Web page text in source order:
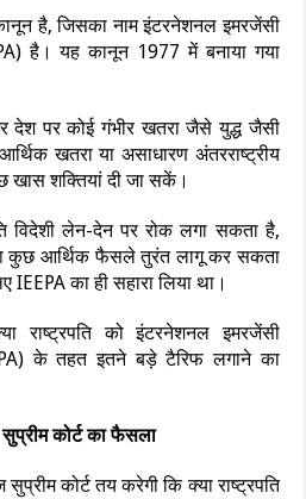
है, जिसका नाम इंटरनेशनल इमरजेंसी
है। यह कानून 1977 में बनाया गया
पर कोई गंभीर खतरा जैसे युद्ध जैसी
खतरा या असाधारण अंतरराष्ट्रीय
खास शक्तियां दी जा सकें।
विदेशी लेन-देन पर रोक लगा सकता है,
कुछ आर्थिक फैसले तुरंत लागू कर सकता
का ही सहारा लिया था।
राष्ट्रपति को इंटरनेशनल इमरजेंसी
के तहत इतने बड़े टैरिफ लगाने का
कोर्ट का फैसला
कोर्ट तय करेगी कि क्या राष्ट्रपति